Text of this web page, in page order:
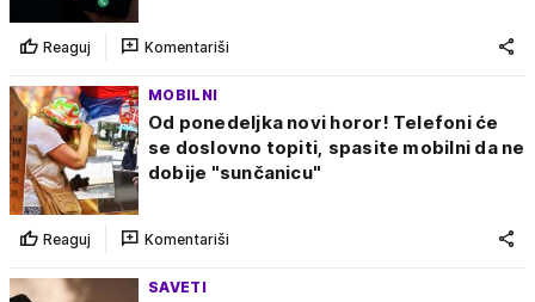
Reaguj Komentariši
MOBILNI
Od ponedeljka novi horor! Telefoni će
se doslovno topiti, spasite mobilni da ne
dobije "sunčanicu"
Reaguj Komentariši
SAVETI